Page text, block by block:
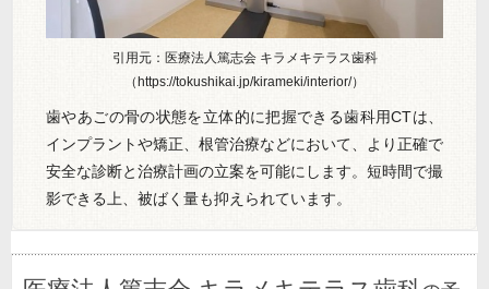
引用元：医療法人篤志会 キラメキテラス歯科
（https://tokushikai.jp/kirameki/interior/）
歯やあごの骨の状態を立体的に把握できる歯科用CTは、
インプラントや矯正、根管治療などにおいて、より正確で
安全な診断と治療計画の立案を可能にします。短時間で撮
影できる上、被ばく量も抑えられています。